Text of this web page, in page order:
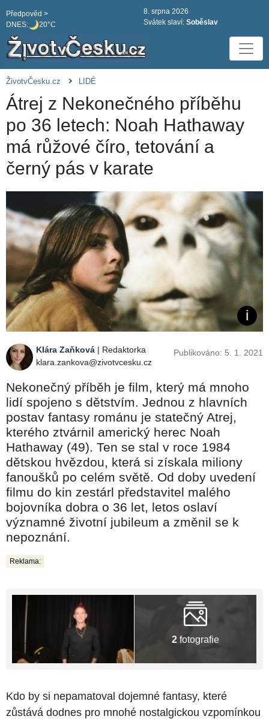
DNES: 20°C
Předpověd >
8. srpna 2026
Svátek slaví: Soběslav
ŽivotvČesku.cz LIDÉ
Átrej z Nekonečného příběhu
po 36 letech: Noah Hathaway
má růžové číro, tetování a
černý pás v karate
Klára Zaňková | Redaktorka
klara.zankova@zivotvcesku.cz
Publikováno: 5. 1. 2021
Nekonečný příběh je film, který má mnoho
lidí spojeno s dětstvím. Jednou z hlavních
postav fantasy románu je statečný Atrej,
kterého ztvárnil americký herec Noah
Hathaway (49). Ten se stal v roce 1984
dětskou hvězdou, která si získala miliony
fanoušků po celém světě. Od doby uvedení
filmu do kin zestárl představitel malého
bojovníka dobra o 36 let, letos oslaví
významné životní jubileum a změnil se k
nepoznání.
Reklama:
2 fotografie
Kdo by si nepamatoval dojemné fantasy, které
zůstává dodnes pro mnohé nostalgickou vzpomínkou